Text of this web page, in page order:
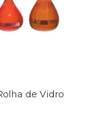
de Vidro